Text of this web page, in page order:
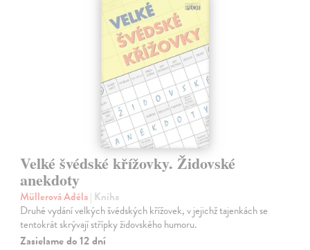
Velké švédské křížovky. Židovské
anekdoty
Müllerová Adéla| Kniha
Druhé vydání velkých švédských křížovek, v jejichž tajenkách se
tentokrát skrývají střípky židovského humoru.
Zasielame do 12 dní